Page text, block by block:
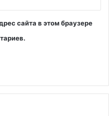
сайта в этом браузере